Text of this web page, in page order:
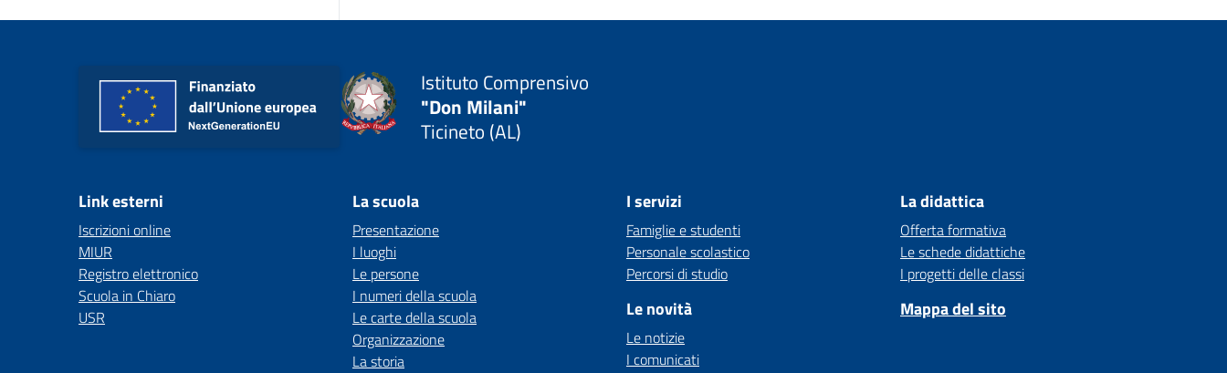
Istituto Comprensivo
"Don Milani"
Ticineto (AL)
Link esterni
Iscrizioni online
MIUR
Registro elettronico
Scuola in Chiaro
USR
La scuola
Presentazione
I luoghi
Le persone
I numeri della scuola
Le carte della scuola
Organizzazione
La storia
I servizi
Famiglie e studenti
Personale scolastico
Percorsi di studio
Le novità
Le notizie
I comunicati
La didattica
Offerta formativa
Le schede didattiche
I progetti delle classi
Mappa del sito